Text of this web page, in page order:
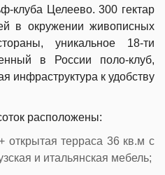
клуба Целеево. 300 гектар
в окружении живописных
уникальное 18-ти
в России поло-клуб,
инфраструктура к удобству
расположены:
открытая терраса 36 кв.м с
и итальянская мебель;